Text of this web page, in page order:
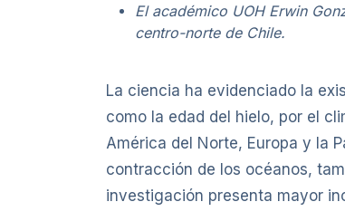
El académico UOH Erwin
centro-norte de Chile.
La ciencia ha evidenciado la
como la edad del hielo, por el
América del Norte, Europa y la
contracción de los océanos,
investigación presenta mayor